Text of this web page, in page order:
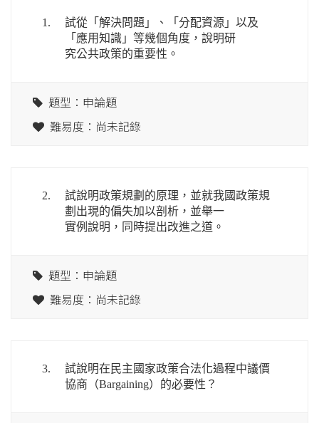
1.
試從「解決問題」、「分配資源」以及
「應用知識」等幾個角度，說明研
究公共政策的重要性。
題型：申論題
難易度：尚未記錄
2.
試說明政策規劃的原理，並就我國政策規
劃出現的偏失加以剖析，並舉一
實例說明，同時提出改進之道。
題型：申論題
難易度：尚未記錄
3.
試說明在民主國家政策合法化過程中議價
協商（Bargaining）的必要性？